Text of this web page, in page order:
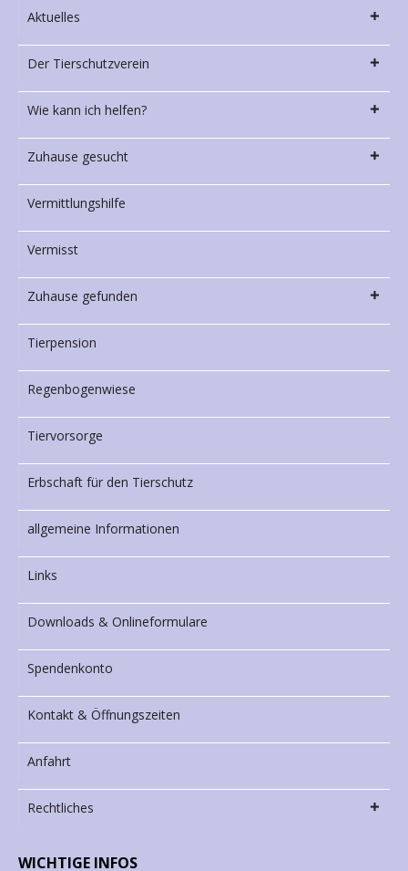
Aktuelles
Der Tierschutzverein
Wie kann ich helfen?
Zuhause gesucht
Vermittlungshilfe
Vermisst
Zuhause gefunden
Tierpension
Regenbogenwiese
Tiervorsorge
Erbschaft für den Tierschutz
allgemeine Informationen
Links
Downloads & Onlineformulare
Spendenkonto
Kontakt & Öffnungszeiten
Anfahrt
Rechtliches
WICHTIGE INFOS